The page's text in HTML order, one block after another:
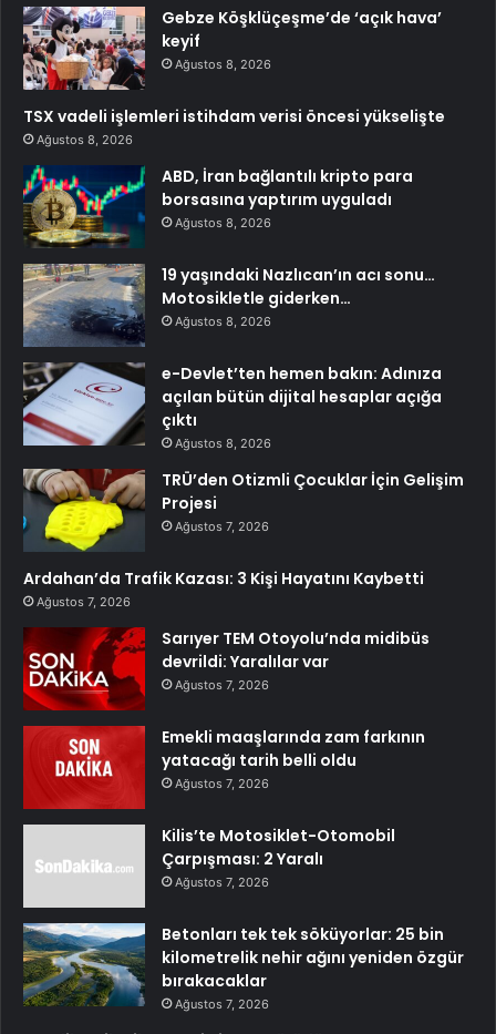
Gebze Köşklüçeşme’de ‘açık hava’
keyif
Ağustos 8, 2026
TSX vadeli işlemleri istihdam verisi öncesi yükselişte
Ağustos 8, 2026
ABD, İran bağlantılı kripto para
borsasına yaptırım uyguladı
Ağustos 8, 2026
19 yaşındaki Nazlıcan’ın acı sonu…
Motosikletle giderken…
Ağustos 8, 2026
e-Devlet’ten hemen bakın: Adınıza
açılan bütün dijital hesaplar açığa
çıktı
Ağustos 8, 2026
TRÜ’den Otizmli Çocuklar İçin Gelişim
Projesi
Ağustos 7, 2026
Ardahan’da Trafik Kazası: 3 Kişi Hayatını Kaybetti
Ağustos 7, 2026
Sarıyer TEM Otoyolu’nda midibüs
devrildi: Yaralılar var
Ağustos 7, 2026
Emekli maaşlarında zam farkının
yatacağı tarih belli oldu
Ağustos 7, 2026
Kilis’te Motosiklet-Otomobil
Çarpışması: 2 Yaralı
Ağustos 7, 2026
Betonları tek tek söküyorlar: 25 bin
kilometrelik nehir ağını yeniden özgür
bırakacaklar
Ağustos 7, 2026